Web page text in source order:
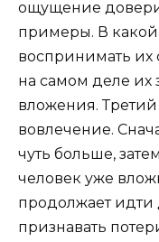
ощущение
примеры. В
воспринимать их
на самом деле их
вложения.
вовлечение.
чуть больше,
человек уже
продолжает идти
признавать